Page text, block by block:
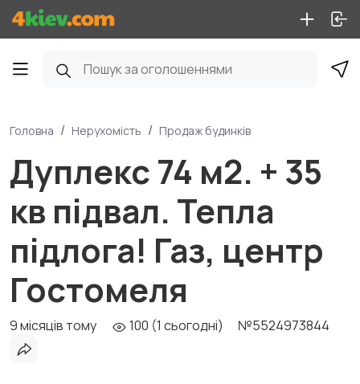
Головна Нерухомість Продаж будинків
Дуплекс 74 м2. + 35
кв підвал. Тепла
підлога! Газ, центр
Гостомеля
9 місяців тому 100 (1 сьогодні) №5524973844